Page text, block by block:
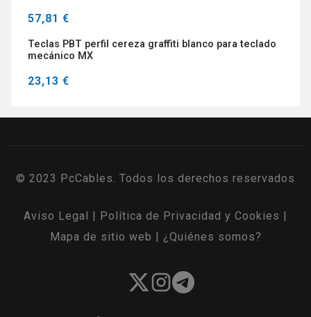
57,81 €
Teclas PBT perfil cereza graffiti blanco para teclado
mecánico MX
23,13 €
© 2023 PcCables. Todos los derechos reservados
Aviso Legal Política de Privacidad y Cookies
Mapa de sitio web
¿Quiénes somos?